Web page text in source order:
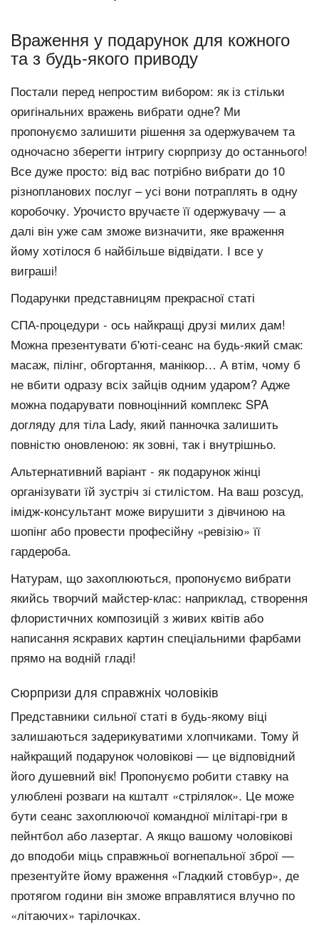
Враження у подарунок для кожного
та з будь-якого приводу
Постали перед непростим вибором: як із стільки
оригінальних вражень вибрати одне? Ми
пропонуємо залишити рішення за одержувачем та
одночасно зберегти інтригу сюрпризу до останнього!
Все дуже просто: від вас потрібно вибрати до 10
різнопланових послуг – усі вони потраплять в одну
коробочку. Урочисто вручаєте її одержувачу — а
далі він уже сам зможе визначити, яке враження
йому хотілося б найбільше відвідати. І все у
виграші!
Подарунки представницям прекрасної статі
СПА-процедури - ось найкращі друзі милих дам!
Можна презентувати б'юті-сеанс на будь-який смак:
масаж, пілінг, обгортання, манікюр… А втім, чому б
не вбити одразу всіх зайців одним ударом? Адже
можна подарувати повноцінний комплекс SPA
догляду для тіла Lady, який панночка залишить
повністю оновленою: як зовні, так і внутрішньо.
Альтернативний варіант - як подарунок жінці
організувати їй зустріч зі стилістом. На ваш розсуд,
імідж-консультант може вирушити з дівчиною на
шопінг або провести професійну «ревізію» її
гардероба.
Натурам, що захоплюються, пропонуємо вибрати
якийсь творчий майстер-клас: наприклад, створення
флористичних композицій з живих квітів або
написання яскравих картин спеціальними фарбами
прямо на водній гладі!
Сюрпризи для справжніх чоловіків
Представники сильної статі в будь-якому віці
залишаються задерикуватими хлопчиками. Тому й
найкращий подарунок чоловікові — це відповідний
його душевний вік! Пропонуємо робити ставку на
улюблені розваги на кшталт «стрілялок». Це може
бути сеанс захоплюючої командної мілітарі-гри в
пейнтбол або лазертаг. А якщо вашому чоловікові
до вподоби міць справжньої вогнепальної зброї —
презентуйте йому враження «Гладкий стовбур», де
протягом години він зможе вправлятися влучно по
«літаючих» тарілочках.